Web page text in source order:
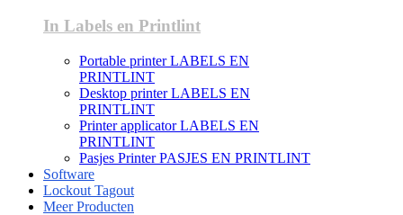
In Labels en Printlint
Portable printer LABELS EN
PRINTLINT
Desktop printer LABELS EN
PRINTLINT
Printer applicator LABELS EN
PRINTLINT
Pasjes Printer PASJES EN PRINTLINT
Software
Lockout Tagout
Meer Producten